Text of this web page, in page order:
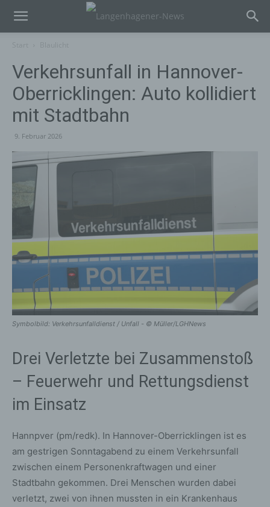
Verkehrsunfall in Hannover-
Oberricklingen: Auto kollidiert
mit Stadtbahn
9. Februar 2026
Symbolbild: Verkehrsunfalldienst / Unfall - © Müller/LGHNews
Drei Verletzte bei Zusammenstoß
– Feuerwehr und Rettungsdienst
im Einsatz
Hannpver (pm/redk). In Hannover-Oberricklingen ist es
am gestrigen Sonntagabend zu einem Verkehrsunfall
zwischen einem Personenkraftwagen und einer
Stadtbahn gekommen. Drei Menschen wurden dabei
verletzt, zwei von ihnen mussten in ein Krankenhaus